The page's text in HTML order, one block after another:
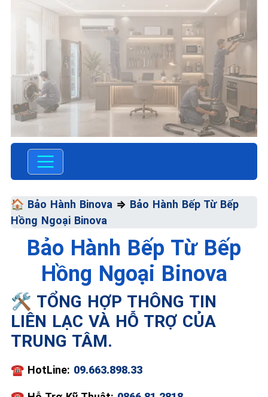
TRUNG TÂM BẢO HÀNH
ĐIỆN MÁY VN
BẢO HÀNH
BINOVA
Chất Lượng Tối Ưu - Giá Thành
Tối Thiểu - Dịch Vụ Tối Đa
📞 09.663.898.33
🏠 Bảo Hành Binova ⇒ Bảo Hành Bếp Từ Bếp
Hồng Ngoại Binova
Bảo Hành Bếp Từ Bếp
Hồng Ngoại Binova
🛠️ TỔNG HỢP THÔNG TIN
LIÊN LẠC VÀ HỖ TRỢ CỦA
TRUNG TÂM.
☎️ HotLine: 09.663.898.33